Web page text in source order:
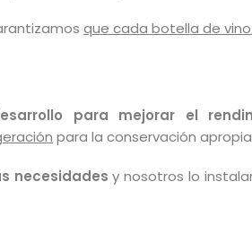
que cada botella de
para mejorar el
para la conservación
necesidades y nosotros lo